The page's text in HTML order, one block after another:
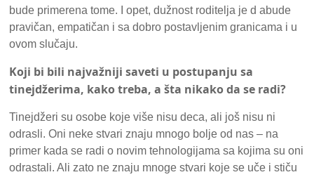
bude primerena tome. I opet, dužnost roditelja je d abude
pravičan, empatičan i sa dobro postavljenim granicama i u
ovom slučaju.
Koji bi bili najvažniji saveti u postupanju sa
tinejdžerima, kako treba, a šta nikako da se radi?
Tinejdžeri su osobe koje više nisu deca, ali još nisu ni
odrasli. Oni neke stvari znaju mnogo bolje od nas – na
primer kada se radi o novim tehnologijama sa kojima su oni
odrastali. Ali zato ne znaju mnoge stvari koje se uče i stiču